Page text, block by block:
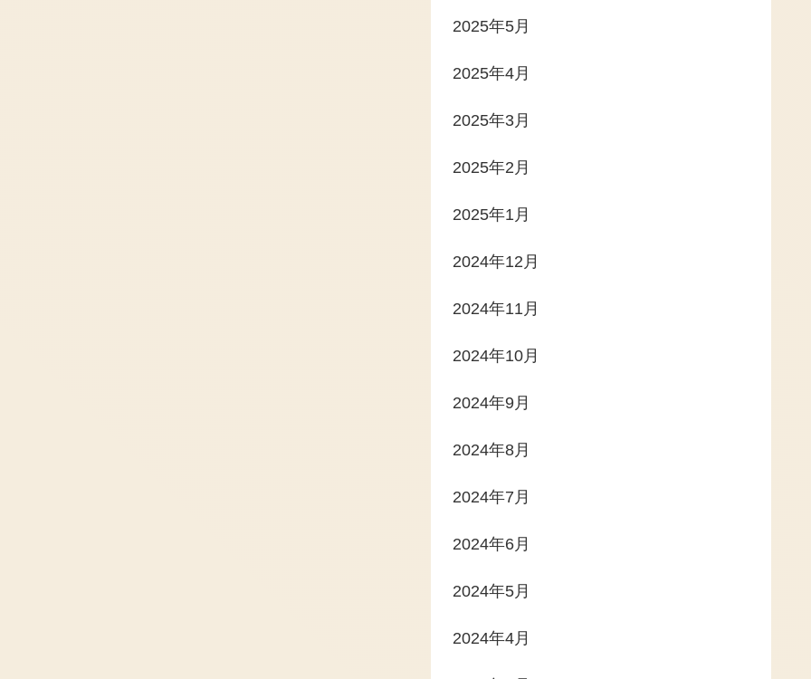
2025年5月
2025年4月
2025年3月
2025年2月
2025年1月
2024年12月
2024年11月
2024年10月
2024年9月
2024年8月
2024年7月
2024年6月
2024年5月
2024年4月